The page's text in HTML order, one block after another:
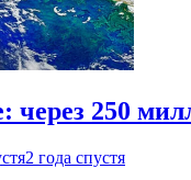
через 250
2 года спустя